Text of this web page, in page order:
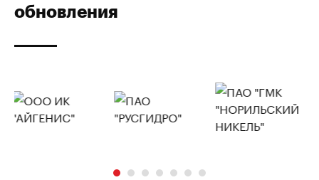
обновления